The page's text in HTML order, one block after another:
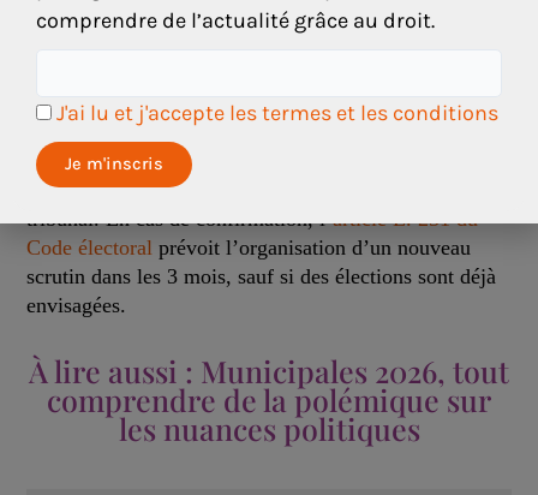
électorale » ou d’«irrégularités dans le déroulement
du scrutin
», le tribunal administratif peut prononcer
Ces derniers peuvent alors saisir le Conseil d’Etat qui a
3 mois pour valider ou invalider la décision du
tribunal. En cas de confirmation, l’article L. 251 du
Code électoralprévoit l’organisation d’un nouveau
scrutin dans les 3 mois, sauf si des élections sont déjà
envisagées.
À lire aussi : Municipales 2026, tout
comprendre de la polémique sur
les nuances politiques
comprendre de l’actualité grâce au droit.
J'ai lu et j'accepte les termes et les conditions